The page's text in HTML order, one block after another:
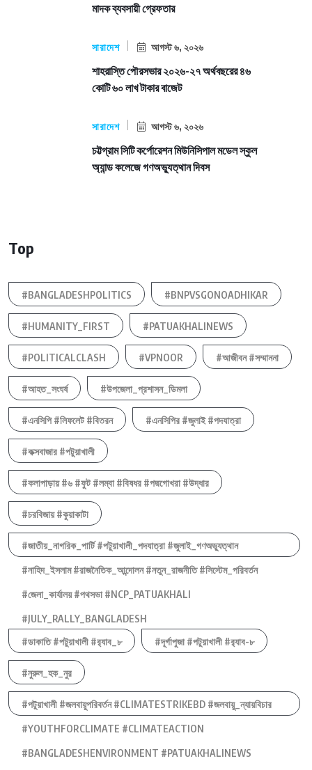
মাদক ব্যবসায়ী গ্রেফতার
সারাদেশ আগস্ট ৬, ২০২৬
শাহরাস্তি পৌরসভার ২০২৬-২৭ অর্থবছরের ৪৬
কোটি ৬০ লাখ টাকার বাজেট
সারাদেশ আগস্ট ৬, ২০২৬
চট্টগ্রাম সিটি কর্পোরেশন মিউনিসিপাল মডেল স্কুল
অ্যান্ড কলেজে গণঅভ্যুত্থান দিবস
Top
#BANGLADESHPOLITICS #BNPVSGONOADHIKAR
#HUMANITY_FIRST #PATUAKHALINEWS
#POLITICALCLASH #VPNOOR #আজীবন #সম্মাননা
#আহত_সংঘর্ষ #উপজেলা_প্রশাসন_ডিমলা
#এনসিপি #লিফলেট #বিতরন #এনসিপির #জুলাই #পদযাত্রা
#কক্সবাজার #পটুয়াখালী
#কলাপাড়ায় #৬ #ফুট #লম্বা #বিষধর #পদ্মগোখরা #উদ্ধার
#চরবিজায় #কুয়াকাটা
#জাতীয়_নাগরিক_পার্টি #পটুয়াখালী_পদযাত্রা #জুলাই_গণঅভ্যুত্থান
#নাহিদ_ইসলাম #রাজনৈতিক_আন্দোলন #নতুন_রাজনীতি #সিস্টেম_পরিবর্তন
#জেলা_কার্যালয় #পথসভা #NCP_PATUAKHALI
#JULY_RALLY_BANGLADESH
#ডাকাতি #পটুয়াখালী #র‍্যাব_৮
#দূর্গাপুজা #পটুয়াখালী #র‍্যাব-৮
#নুরুল_হক_নুর
#পটুয়াখালী #জলবায়ুপরিবর্তন #CLIMATESTRIKEBD #জলবায়ু_ন্যায়বিচার
#YOUTHFORCLIMATE #CLIMATEACTION
#BANGLADESHENVIRONMENT #PATUAKHALINEWS